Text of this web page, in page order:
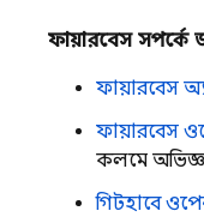
ফায়ারবেস সম্পর্কে
ফায়ারবেস
ফায়ারবেস
কলমে
গিটহাবে